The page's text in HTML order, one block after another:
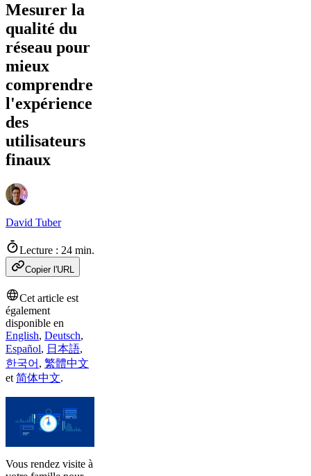
Mesurer la
qualité du
réseau pour
mieux
comprendre
l'expérience
des
utilisateurs
finaux
David Tuber
Lecture : 24 min.
Copier l'URL
Cet article est
également
disponible en
English, Deutsch,
Español, 日本語,
한국어 , 繁體中文
et 简体中文.
Vous rendez visite à